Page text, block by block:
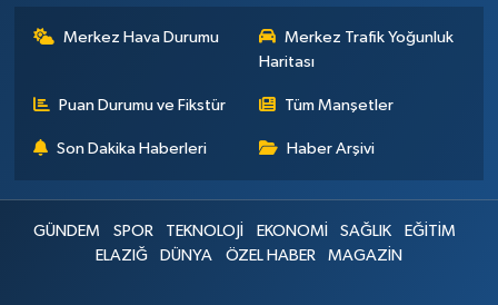
Merkez Hava Durumu
Merkez Trafik Yoğunluk
Haritası
Puan Durumu ve Fikstür Tüm Manşetler
Son Dakika Haberleri Haber Arşivi
GÜNDEM SPOR TEKNOLOJİ EKONOMİ SAĞLIK
EĞİTİM
ELAZIĞ
DÜNYA ÖZEL HABER MAGAZİN